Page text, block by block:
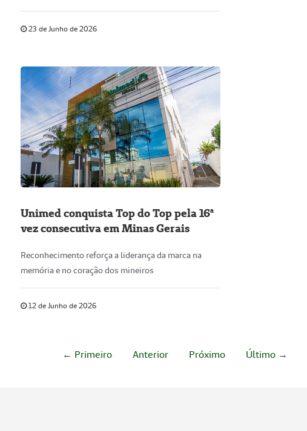
23 de Junho de 2026
Unimed conquista Top do Top pela 16ª
vez consecutiva em Minas Gerais
Reconhecimento reforça a liderança da marca na
memória e no coração dos mineiros
12 de Junho de 2026
← Primeiro Anterior Próximo Último →